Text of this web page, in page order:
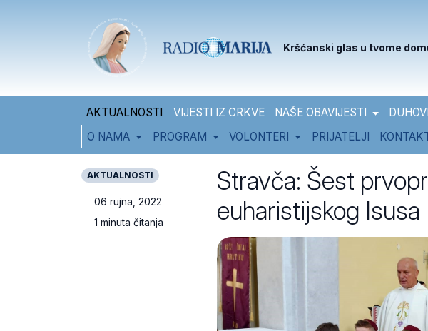
Kršćanski glas u tvome
AKTUALNOSTI VIJESTI IZ CRKVE NAŠE OBAVIJESTI
O NAMA
PROGRAM VOLONTERI PRIJATELJI
AKTUALNOSTI
06 rujna, 2022
1 minuta čitanja
Stravča: Šest
euharistijskog Isusa